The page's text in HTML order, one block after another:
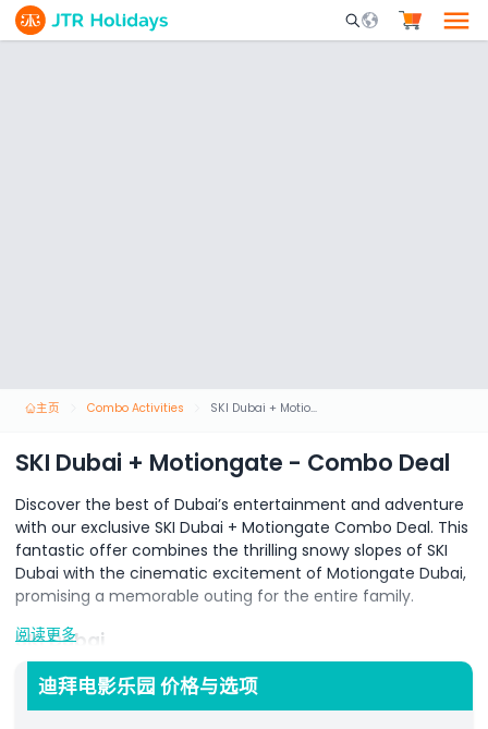
Mobile Search
主页 Combo Activities SKI Dubai + Motiongate - Combo Deal
SKI Dubai + Motiongate - Combo Deal
Discover the best of Dubai’s entertainment and adventure
with our exclusive SKI Dubai + Motiongate Combo Deal. This
fantastic offer combines the thrilling snowy slopes of SKI
Dubai with the cinematic excitement of Motiongate Dubai,
promising a memorable outing for the entire family.
SKI Dubai
Escape to a winter wonderland at SKI Dubai, the Middle
East's first indoor ski resort, located in the Mall of the
Emirates. Enjoy a variety of snow-filled activities, from skiing
阅读更多
迪拜电影乐园 价格与选项